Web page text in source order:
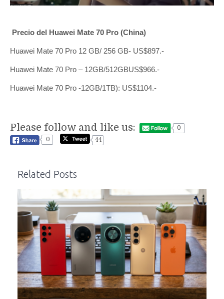
Precio del Huawei Mate 70 Pro (China)
Huawei Mate 70 Pro 12 GB/ 256 GB- US$897.-
Huawei Mate 70 Pro – 12GB/512GBUS$966.-
Huawei Mate 70 Pro -12GB/1TB): US$1104.-
Please follow and like us:
0
0
44
Related Posts